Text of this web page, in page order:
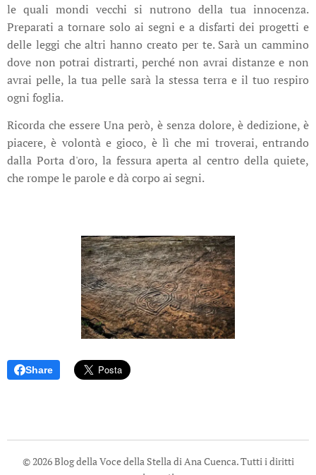
le quali mondi vecchi si nutrono della tua innocenza.
Preparati a tornare solo ai segni e a disfarti dei progetti e
delle leggi che altri hanno creato per te. Sarà un cammino
dove non potrai distrarti, perché non avrai distanze e non
avrai pelle, la tua pelle sarà la stessa terra e il tuo respiro
ogni foglia.
Ricorda che essere Una però, è senza dolore, è dedizione, è
piacere, è volontà e gioco, è lì che mi troverai, entrando
dalla Porta d'oro, la fessura aperta al centro della quiete,
che rompe le parole e dà corpo ai segni.
Share
© 2026 Blog della Voce della Stella di Ana Cuenca. Tutti i diritti